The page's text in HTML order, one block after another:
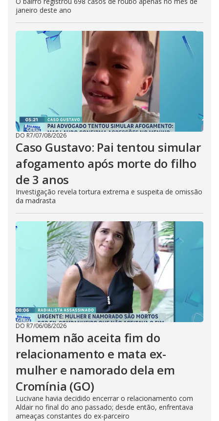
janeiro deste ano
DO R7/07/08/2026
Caso Gustavo: Pai tentou simular
afogamento após morte do filho
de 3 anos
Investigação revela tortura extrema e suspeita de omissão
da madrasta
DO R7/06/08/2026
Homem não aceita fim do
relacionamento e mata ex-
mulher e namorado dela em
Cromínia (GO)
Lucivane havia decidido encerrar o relacionamento com
Aldair no final do ano passado; desde então, enfrentava
ameaças constantes do ex-parceiro